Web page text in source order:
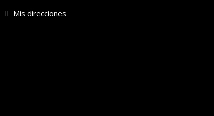
Mis direcciones